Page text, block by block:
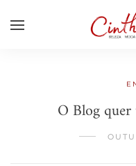
O Blog